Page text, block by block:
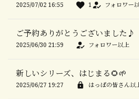
2025/07/02 16:55 1 フォロワー
ご予約ありがとうございました♪
2025/06/30 21:59 フォロワー以上
新しいシリーズ、はじまる🌻🌱
2025/06/27 19:27 はっぱの皆さん以